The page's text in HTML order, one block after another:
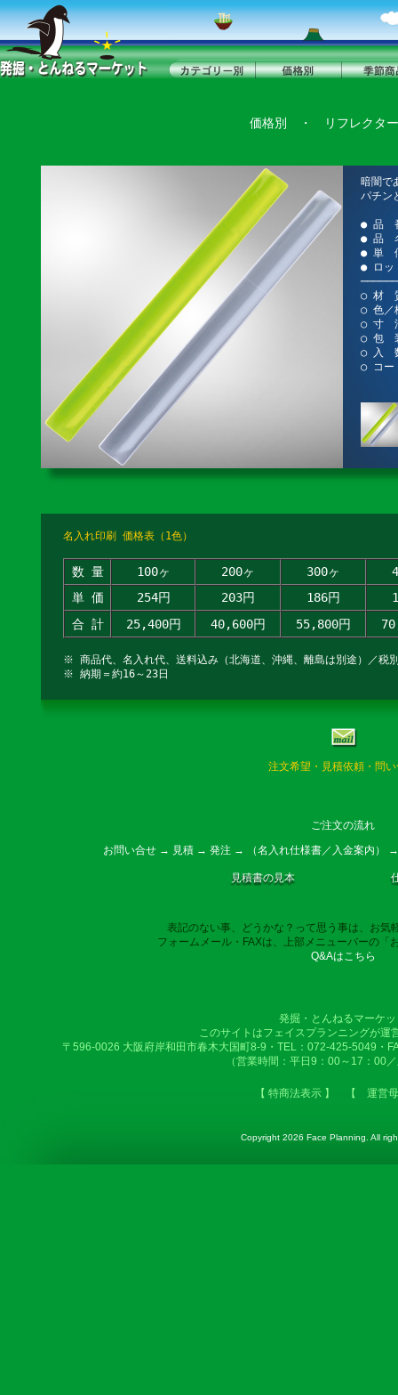
価格別 ・ リフレクタ
暗闇で
パチン
● 品
● 品
● 単
● ロッ
○ 材
○ 色／
○ 寸
○ 包
○ 入
○ コー
名入れ印刷 価格表（1色）
数 量 100ヶ 200ヶ 300ヶ
単 価
254円 203円 186円
合 計
25,400円 40,600円 55,800円
※ 商品代、名入れ代、送料込み（北海道、沖縄、離島は別途）／税
※ 納期＝約16～23日
注文希望・見積依頼・問
ご注文の流れ
お問い合せ → 見積 → 発注 → （名入れ仕様書／入金案内）
見積書の見本
表記のない事、どうかな？って思う事は、お気
フォームメール・FAXは、上部メニューバーの「
Q&Aはこちら
発掘・とんねるマーケ
このサイトはフェイスプランニングが運
〒596-0026 大阪府岸和田市春木大国町8-9・TEL：072-425-5049・
（営業時間：平日9：00～17：00
【 特商法表示 】 【 運営
Copyright 2026 Face Planning. All